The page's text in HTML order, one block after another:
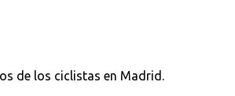
de los ciclistas en Madrid.